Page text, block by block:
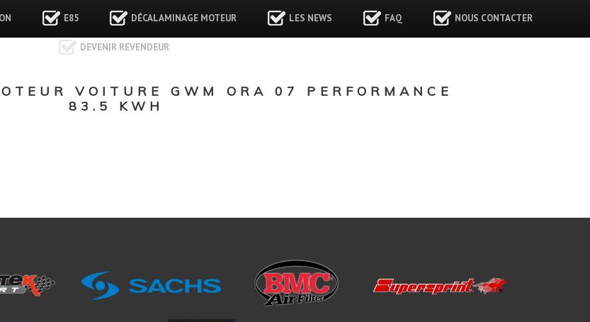
E85 DÉCALAMINAGE MOTEUR LES NEWS FAQ NOUS CONTACTER
DEVENIR REVENDEUR
VOITURE GWM ORA 07 PERFORMANCE
83.5 KWH